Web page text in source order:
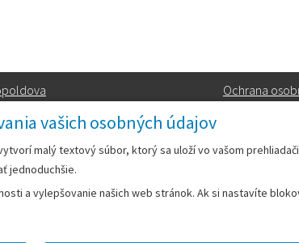
vašich osobných údajov
malý textový súbor, ktorý sa uloží vo vašom
jednoduchšie.
a vylepšovanie našich web stránok. Ak si nastavíte
Ochrana
Email: